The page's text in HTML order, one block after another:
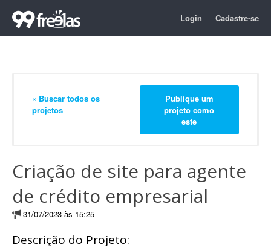
Login Cadastre-se
« Buscar todos os
projetos
Publique um
projeto como
este
Criação de site para agente
de crédito empresarial
31/07/2023 às 15:25
Descrição do Projeto: